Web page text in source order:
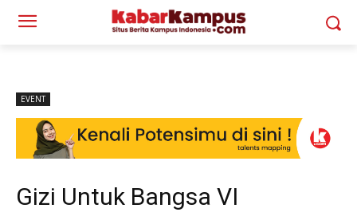
EVENT
Gizi Untuk Bangsa VI